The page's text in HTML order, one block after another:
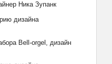
Ника Зупанк
Bell-orgel, дизайн